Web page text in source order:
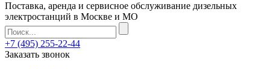
Поставка, аренда и сервисное обслуживание дизельных
электростанций в Москве и МО
+7 (495) 255-22-44
Заказать звонок